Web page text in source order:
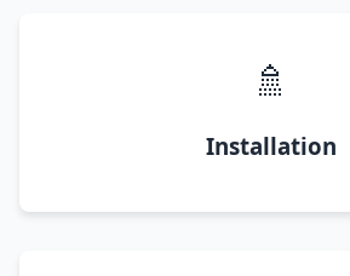
🚿
Installation